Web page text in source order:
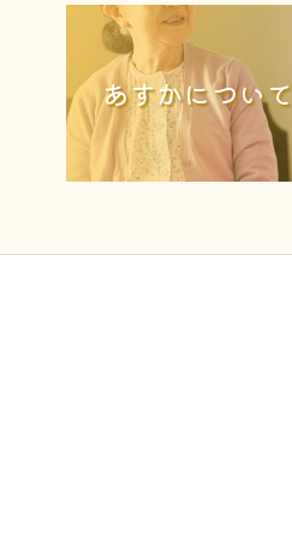
あすかについて